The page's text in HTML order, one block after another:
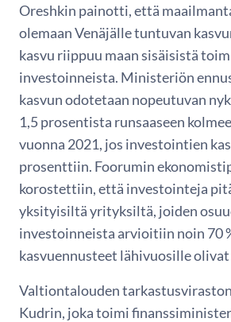
Oreshkin painotti, että
olemaan Venäjälle tuntuvan
kasvu riippuu maan sisäisistä
investoinneista. Ministeriön
kasvun odotetaan nopeutuvan
1,5 prosentista runsaaseen
vuonna 2021, jos investointien
prosenttiin. Foorumin
korostettiin, että investointeja
yksityisiltä yrityksiltä, joiden
investoinneista arvioitiin noin 70
kasvuennusteet lähivuosille olivat
Valtiontalouden
Kudrin, joka toimi